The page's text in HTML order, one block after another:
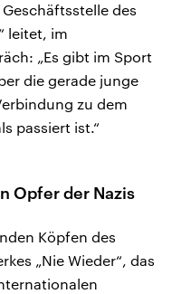
des
leitet, im
„Es gibt im Sport
die gerade junge
zu dem
passiert ist.“
Opfer der Nazis
Köpfen des
„Nie Wieder“, das